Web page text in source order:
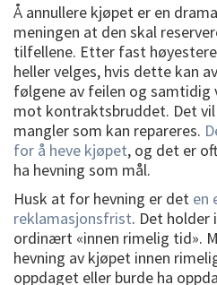
Å annullere kjøpet er en
meningen at den skal
tilfellene. Etter fast
heller velges, hvis dette kan
følgene av feilen og samtidig
mot kontraktsbruddet. Det
mangler som kan repareres.
for å heve kjøpet, og det er
ha hevning som mål.
Husk at for hevning er det en
reklamasjonsfrist. Det holder
ordinært «innen rimelig tid».
hevning av kjøpet innen
oppdaget eller burde ha